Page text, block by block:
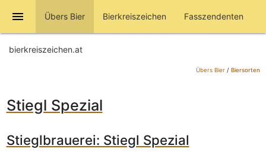
menu Übers Bier Bierkreiszeichen Fasszendenten
bierkreiszeichen.at
Übers Bier/ Biersorten
Stiegl Spezial
Stieglbrauerei: Stiegl Spezial